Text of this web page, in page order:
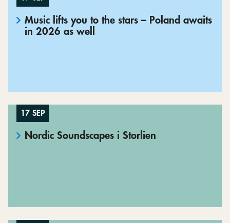
Music lifts you to the stars – Poland awaits
in 2026 as well
17 SEP
Nordic Soundscapes i Storlien